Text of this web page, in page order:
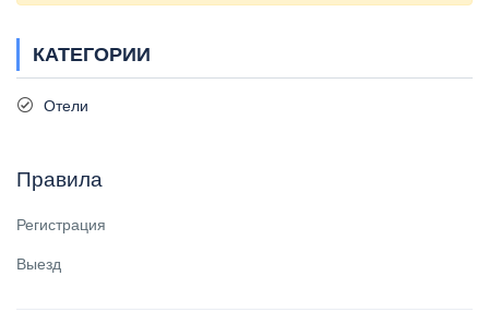
КАТЕГОРИИ
Отели
Правила
Регистрация
Выезд